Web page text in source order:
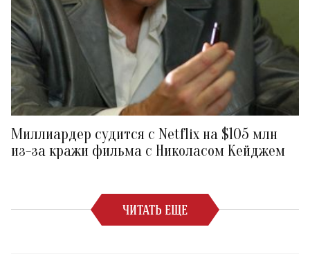
Миллиардер судится с Netflix на $105 млн
из-за кражи фильма с Николасом Кейджем
ЧИТАТЬ ЕЩЕ